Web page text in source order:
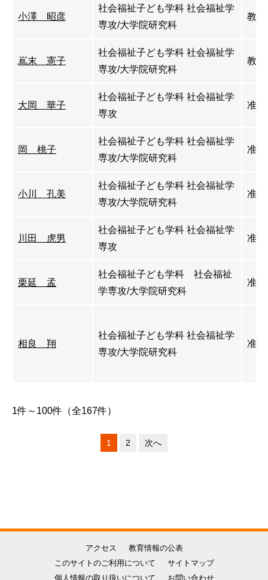
小澤 昭彦
社会福祉子ども学科 社会福祉学
専攻/大学院研究科
教授
嶌末 憲子
社会福祉子ども学科 社会福祉学
専攻/大学院研究科
教授
大岡 華子
社会福祉子ども学科 社会福祉学
専攻
准教
岡 桃子
社会福祉子ども学科 社会福祉学
専攻/大学院研究科
准教
小川 孔美
社会福祉子ども学科 社会福祉学
専攻/大学院研究科
准教
川田 虎男
社会福祉子ども学科 社会福祉学
専攻
准教
栗延 孟
社会福祉子ども学科 社会福祉
学専攻/大学院研究科
准教
相良 翔
社会福祉子ども学科 社会福祉学
専攻/大学院研究科
准教
1件～100件（全167件）
1 2 次へ
アクセス
教育情報の公表
このサイトのご利用について
サイトマップ
個人情報の取り扱いについて
お問い合わせ